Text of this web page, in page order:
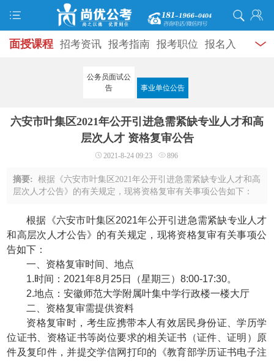
面授课程 招考资讯 报考指南 报考职位 报名入
成绩查询 面试公告
模拟试题 历年真题
政热点 视频课堂 学员风采 名师团队 考试专题
公务员面试公
告
事业单位公告
六安市叶集区2021年公开引进急需紧缺专业人才和高
层次人才 资格复审公告
2021-8-24 09:23 896
摘要:根据《六安市叶集区2021年公开引进急需紧缺专业人才和高
层次人才公告》的有关规定，现将资格复审有关事项公告如下：
17:30。2.地点：安徽师范大学附属叶 ...
根据《六安市叶集区2021年公开引进急需紧缺专业人才
和高层次人才公告》的有关规定，现将资格复审有关事项公
告如下：
一、资格复审时间、地点
1.时间：2021年8月25日（星期三）8:00-17:30。
2.地点：安徽师范大学附属叶集中学行政楼一楼大厅
二、资格复审需提供资料
资格复审时，考生应携带本人有效居民身份证、学历学
位证书、资格证书等岗位要求的相关证书（证件、证明）原
件及复印件，并提交学信网打印的《教育部学历证书电子注